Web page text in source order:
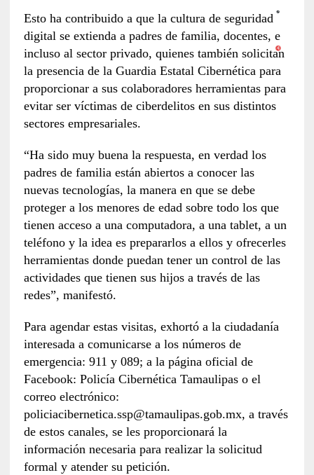
Esto ha contribuido a que la cultura de seguridad
digital se extienda a padres de familia, docentes, e
incluso al sector privado, quienes también solicitan
la presencia de la Guardia Estatal Cibernética para
proporcionar a sus colaboradores herramientas para
evitar ser víctimas de ciberdelitos en sus distintos
sectores empresariales.
“Ha sido muy buena la respuesta, en verdad los
padres de familia están abiertos a conocer las
nuevas tecnologías, la manera en que se debe
proteger a los menores de edad sobre todo los que
tienen acceso a una computadora, a una tablet, a un
teléfono y la idea es prepararlos a ellos y ofrecerles
herramientas donde puedan tener un control de las
actividades que tienen sus hijos a través de las
redes”, manifestó.
Para agendar estas visitas, exhortó a la ciudadanía
interesada a comunicarse a los números de
emergencia: 911 y 089; a la página oficial de
Facebook: Policía Cibernética Tamaulipas o el
correo electrónico:
policiacibernetica.ssp@tamaulipas.gob.mx, a través
de estos canales, se les proporcionará la
información necesaria para realizar la solicitud
formal y atender su petición.